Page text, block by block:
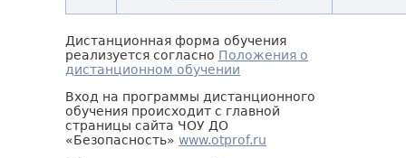
Дистанционная форма обучения
реализуется согласно Положения о
дистанционном обучении
Вход на программы дистанционного
обучения происходит с главной
страницы сайта ЧОУ ДО
«Безопасность» www.otprof.ru